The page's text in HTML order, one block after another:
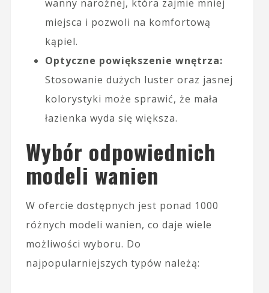
wanny narożnej, która zajmie mniej
miejsca i pozwoli na komfortową
kąpiel.
Optyczne powiększenie wnętrza:
Stosowanie dużych luster oraz jasnej
kolorystyki może sprawić, że mała
łazienka wyda się większa.
Wybór odpowiednich
modeli wanien
W ofercie dostępnych jest ponad 1000
różnych modeli wanien, co daje wiele
możliwości wyboru. Do
najpopularniejszych typów należą: